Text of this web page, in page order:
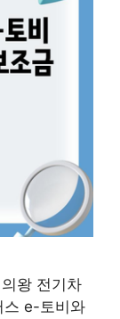
왕 전기차
스 e-토비와